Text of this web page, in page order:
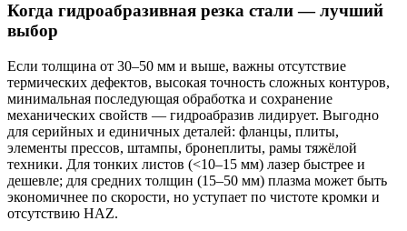
Когда гидроабразивная резка стали — лучший
выбор
Если толщина от 30–50 мм и выше, важны отсутствие
термических дефектов, высокая точность сложных контуров,
минимальная последующая обработка и сохранение
механических свойств — гидроабразив лидирует. Выгодно
для серийных и единичных деталей: фланцы, плиты,
элементы прессов, штампы, бронеплиты, рамы тяжёлой
техники. Для тонких листов (<10–15 мм) лазер быстрее и
дешевле; для средних толщин (15–50 мм) плазма может быть
экономичнее по скорости, но уступает по чистоте кромки и
отсутствию HAZ.